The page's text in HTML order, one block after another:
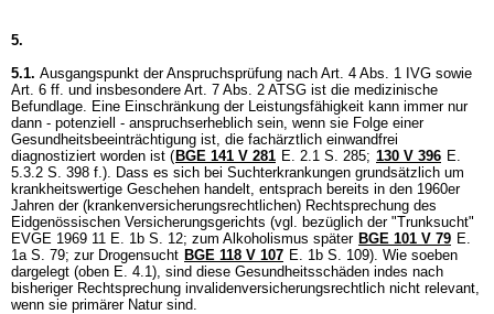
5.
5.1. Ausgangspunkt der Anspruchsprüfung nach Art. 4 Abs. 1 IVG sowie
Art. 6 ff. und insbesondere Art. 7 Abs. 2 ATSG ist die medizinische
Befundlage. Eine Einschränkung der Leistungsfähigkeit kann immer nur
dann - potenziell - anspruchserheblich sein, wenn sie Folge einer
Gesundheitsbeeinträchtigung ist, die fachärztlich einwandfrei
diagnostiziert worden ist ( BGE 141 V 281 E. 2.1 S. 285; 130 V 396 E.
5.3.2 S. 398 f.). Dass es sich bei Suchterkrankungen grundsätzlich um
krankheitswertige Geschehen handelt, entsprach bereits in den 1960er
Jahren der (krankenversicherungsrechtlichen) Rechtsprechung des
Eidgenössischen Versicherungsgerichts (vgl. bezüglich der "Trunksucht"
EVGE 1969 11 E. 1b S. 12; zum Alkoholismus später BGE 101 V 79 E.
1a S. 79; zur Drogensucht BGE 118 V 107 E. 1b S. 109). Wie soeben
dargelegt (oben E. 4.1), sind diese Gesundheitsschäden indes nach
bisheriger Rechtsprechung invalidenversicherungsrechtlich nicht relevant,
wenn sie primärer Natur sind.